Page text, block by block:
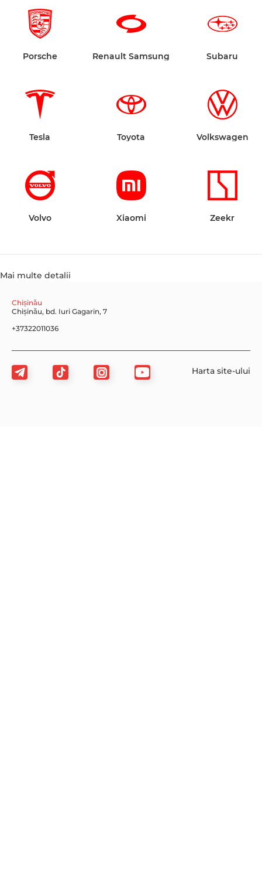
Porsche Renault Samsung Subaru
Tesla Toyota Volkswagen
Volvo Xiaomi Zeekr
Mai multe detalii
Chișinău
Chișinău, bd. Iuri Gagarin, 7
+37322011036
Harta site-ului